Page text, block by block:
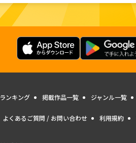
ランキング 掲載作品一覧 ジャンル一覧
よくあるご質問 / お問い合わせ 利用規約